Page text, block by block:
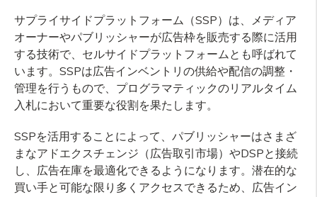
サプライサイドプラットフォーム（SSP）は、メディア
オーナーやパブリッシャーが広告枠を販売する際に活用
する技術で、セルサイドプラットフォームとも呼ばれて
います。SSPは広告インベントリの供給や配信の調整・
管理を行うもので、プログラマティックのリアルタイム
入札において重要な役割を果たします。
SSPを活用することによって、パブリッシャーはさまざ
まなアドエクスチェンジ（広告取引市場）やDSPと接続
し、広告在庫を最適化できるようになります。潜在的な
買い手と可能な限り多くアクセスできるため、広告イン